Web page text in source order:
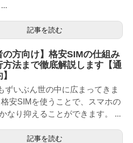
記事を読む
の方向け】格安SIMの仕組み
方法まで徹底解説します【通
ずいぶん世の中に広まってきま
格安SIMを使うことで、スマホの
なり抑えることができます。 ...
記事を読む